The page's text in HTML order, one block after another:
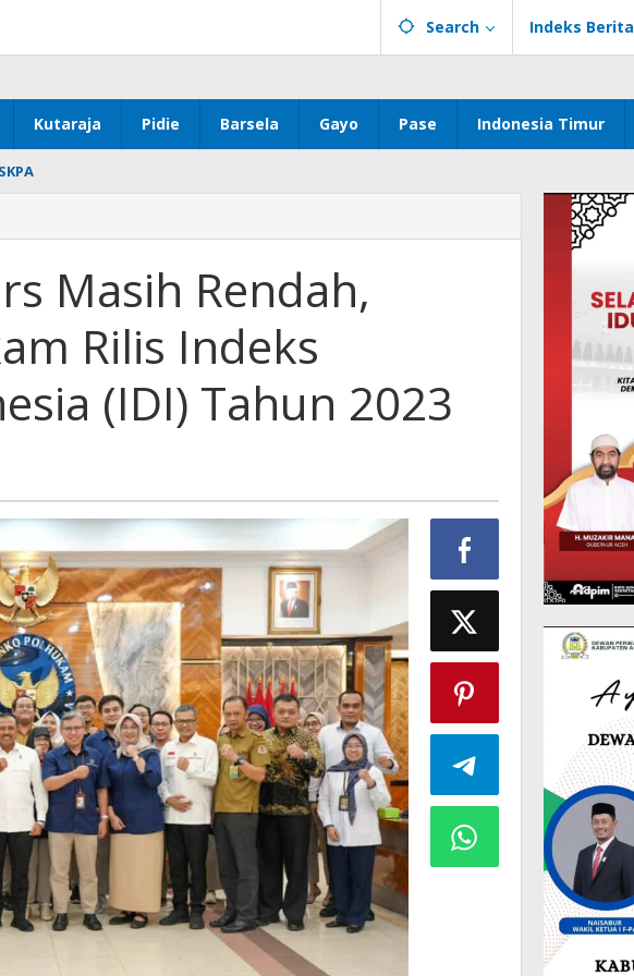
Search Indeks Berita
Kutaraja Pidie Barsela Gayo Pase Indonesia Timur
Masih Rendah,
Rilis Indeks
(IDI) Tahun 2023